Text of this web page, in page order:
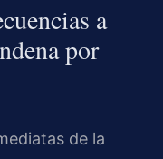
a
por
de la